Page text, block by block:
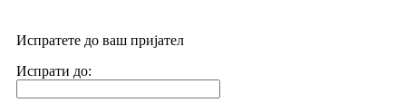
Испратете до ваш пријател
Испрати до: